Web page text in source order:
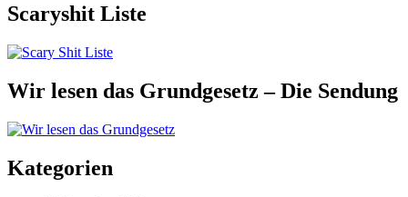
Scaryshit Liste
Wir lesen das Grundgesetz – Die Sendung
Kategorien